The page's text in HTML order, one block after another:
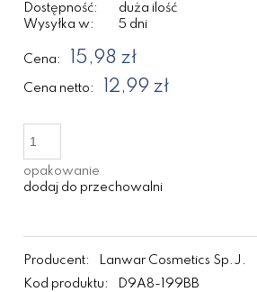
Dostępność:
duża ilość
Wysyłka w:
5 dni
Cena: 15,98 zł
Cena netto: 12,99 zł
opakowanie
dodaj do przechowalni
Producent:
Lanwar Cosmetics Sp.J.
Kod produktu:
D9A8-199BB